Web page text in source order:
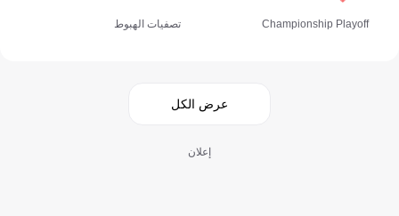
Championship Playoff تصفيات الهبوط
عرض الكل
إعلان